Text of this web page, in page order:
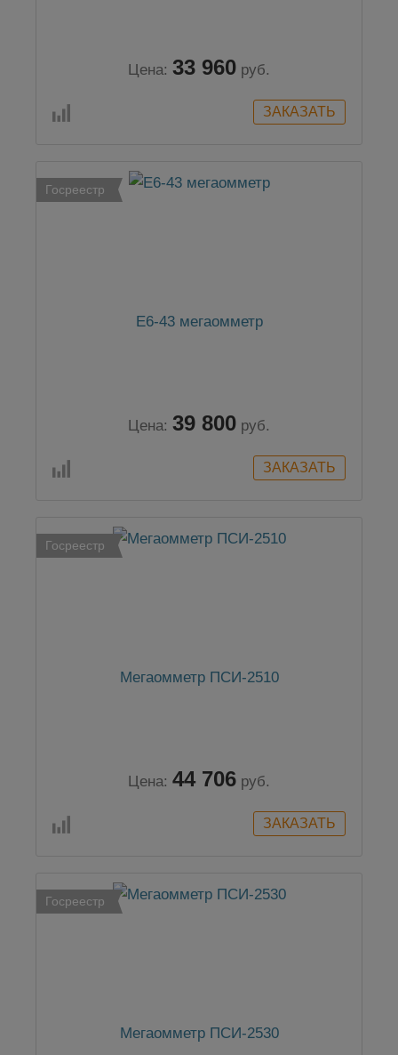
Цена: 33 960 руб.
Госреестр
Е6-43 мегаомметр
Цена: 39 800 руб.
Госреестр
Мегаомметр ПСИ-2510
Цена: 44 706 руб.
Госреестр
Мегаомметр ПСИ-2530